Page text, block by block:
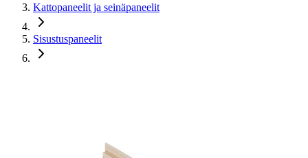
Kattopaneelit ja seinäpaneelit
Sisustuspaneelit